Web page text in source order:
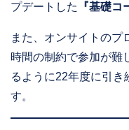
プデートした
『基礎コ
また、オンサイトのプ
時間の制約で参加が難
るように22年度に引き
す。